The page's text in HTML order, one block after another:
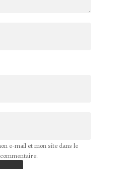
e-mail et mon site dans le